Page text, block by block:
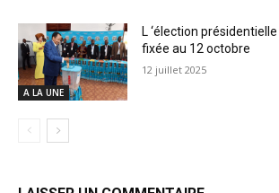
A LA UNE
L ‘élection
fixée au 12 octobre
12 juillet 2025